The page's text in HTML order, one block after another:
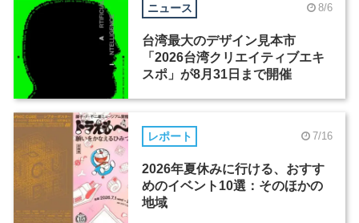
ニュース 8/6
台湾最大のデザイン見本市
「2026台湾クリエイティブエキ
スポ」が8月31日まで開催
レポート 7/16
2026年夏休みに行ける、おすす
めのイベント10選：そのほかの
地域